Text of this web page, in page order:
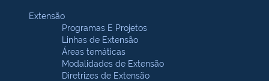
Extensão
Programas E Projetos
Linhas de Extensão
Áreas temáticas
Modalidades de Extensão
Diretrizes de Extensão